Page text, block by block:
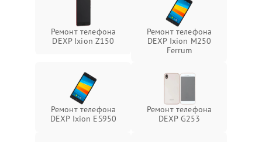
Ремонт телефона
DEXP Ixion Z150
Ремонт телефона
DEXP Ixion M250
Ferrum
Ремонт телефона
DEXP Ixion ES950
Ремонт телефона
DEXP G253